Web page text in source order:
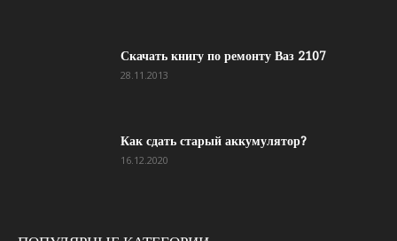
Скачать книгу по ремонту Ваз 2107
28.11.2013
Как сдать старый аккумулятор?
16.12.2020